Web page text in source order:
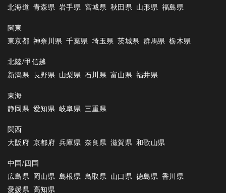
北海道 青森県 岩手県 宮城県 秋田県 山形県 福島県
関東
東京都 神奈川県 千葉県 埼玉県 茨城県 群馬県 栃木県
北陸/甲信越
新潟県 長野県 山梨県 石川県 富山県 福井県
東海
静岡県 愛知県 岐阜県 三重県
関西
大阪府 京都府 兵庫県 奈良県 滋賀県 和歌山県
中国/四国
広島県 岡山県 島根県 鳥取県 山口県 徳島県 香川県
愛媛県 高知県